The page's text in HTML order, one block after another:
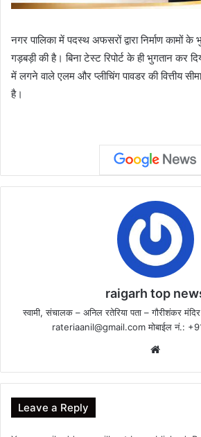
नगर पालिका में पदस्थ अफसरों द्वारा निर्माण कामों
गड़बड़ी की है। बिना टेस्ट रिपोर्ट के ही भुगतान कर
में लगने वाले एलम और प्लीचिंग पावडर की वित्तीय
है।
raigarh top
स्वामी, संचालक – अनिल रतेरिया पता – गौरीशंकर
rateriaanil@gmail.comमोबाईल नं.:
Leave a Reply